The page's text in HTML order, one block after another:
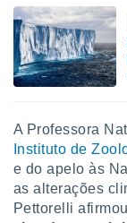
únicos
para
e
IP e
de
possam
A Professora
Instituto de
e do apelo às
as alterações
Pettorelli